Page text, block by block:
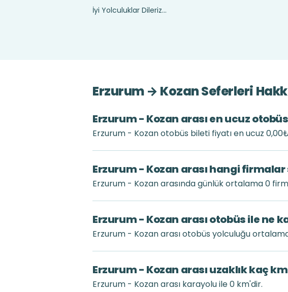
İyi Yolculuklar Dileriz...
Erzurum → Kozan Seferleri
Erzurum - Kozan arası en ucuz
Erzurum - Kozan otobüs bileti fiyatı en ucuz
Erzurum - Kozan arası hangi
Erzurum - Kozan arasında günlük ortalama 0
Erzurum - Kozan arası otobüs ile ne
Erzurum - Kozan arası otobüs yolculuğu
Erzurum - Kozan arası uzaklık kaç
Erzurum - Kozan arası karayolu ile 0 km'dir.